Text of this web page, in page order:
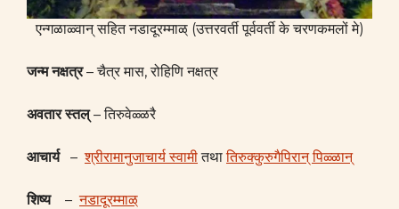
एन्गळाळ्वान् सहित नडादूरम्माळ् (उत्तरवर्ती पूर्ववर्ती के चरणकमलों मे)
जन्म नक्षत्र– चैत्र मास, रोहिणि नक्षत्र
अवतार स्तल्– तिरुवेळ्ळरै
आचार्य–श्रीरामानुजाचार्य स्वामीतथातिरुक्कुरुगैपिरान् पिळ्ळान्
शिष्य–नडादूरम्माळ्